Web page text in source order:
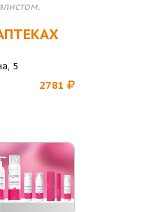
5
2781